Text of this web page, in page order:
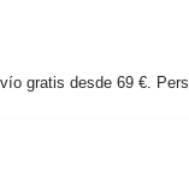
gratis desde 69 €.